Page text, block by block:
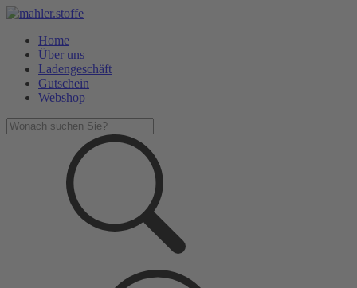
Home
Über uns
Ladengeschäft
Gutschein
Webshop